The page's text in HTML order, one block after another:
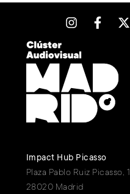
Impact Hub Picasso
Plaza Pablo Ruiz Picasso, 1.
28020 Madrid